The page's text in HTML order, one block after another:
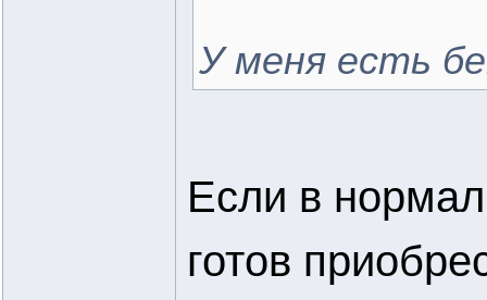
У меня есть
Если в
готов